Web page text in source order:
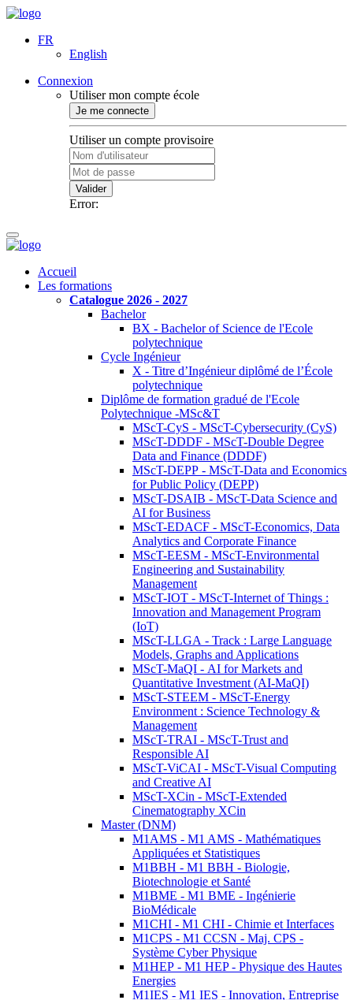
FR
English
Connexion
Utiliser mon compte école
Je me connecte
Utiliser un compte provisoire
Valider
Error:
Accueil
Les formations
Catalogue 2026 - 2027
Bachelor
BX - Bachelor of Science de l'Ecole
polytechnique
Cycle Ingénieur
X - Titre d’Ingénieur diplômé de l’École
polytechnique
Diplôme de formation gradué de l'Ecole
Polytechnique -MSc&T
MScT-CyS - MScT-Cybersecurity (CyS)
MScT-DDDF - MScT-Double Degree
Data and Finance (DDDF)
MScT-DEPP - MScT-Data and Economics
for Public Policy (DEPP)
MScT-DSAIB - MScT-Data Science and
AI for Business
MScT-EDACF - MScT-Economics, Data
Analytics and Corporate Finance
MScT-EESM - MScT-Environmental
Engineering and Sustainability
Management
MScT-IOT - MScT-Internet of Things :
Innovation and Management Program
(IoT)
MScT-LLGA - Track : Large Language
Models, Graphs and Applications
MScT-MaQI - AI for Markets and
Quantitative Investment (AI-MaQI)
MScT-STEEM - MScT-Energy
Environment : Science Technology &
Management
MScT-TRAI - MScT-Trust and
Responsible AI
MScT-ViCAI - MScT-Visual Computing
and Creative AI
MScT-XCin - MScT-Extended
Cinematography XCin
Master (DNM)
M1AMS - M1 AMS - Mathématiques
Appliquées et Statistiques
M1BBH - M1 BBH - Biologie,
Biotechnologie et Santé
M1BME - M1 BME - Ingénierie
BioMédicale
M1CHI - M1 CHI - Chimie et Interfaces
M1CPS - M1 CCSN - Maj. CPS -
Système Cyber Physique
M1HEP - M1 HEP - Physique des Hautes
Energies
M1IES - M1 IES - Innovation, Entreprise